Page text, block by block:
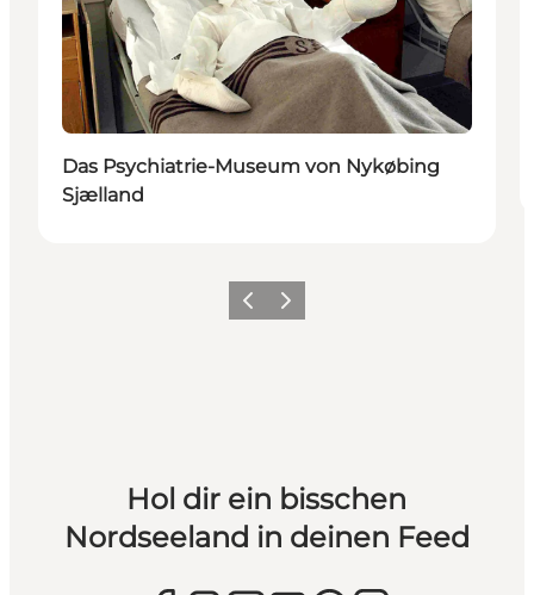
Das Psychiatrie-Museum von Nykøbing
Sjælland
ZurückWeiter
Hol dir ein bisschen
Nordseeland in deinen Feed